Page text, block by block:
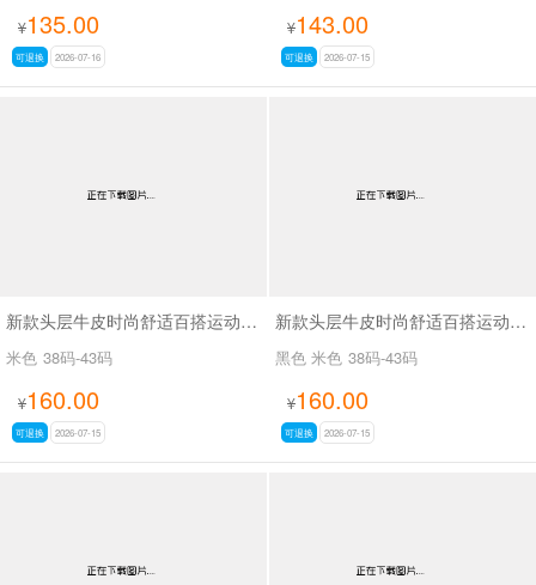
¥135.00
可退换 2026-07-16
¥143.00
可退换 2026-07-15
新款头层牛皮时尚舒适百搭运动阿甘休闲鞋SA9812
米色 38码-43码
¥160.00
可退换 2026-07-15
新款头层牛皮时尚舒适百搭运动阿甘休闲鞋SA9810
黑色 米色 38码-43码
¥160.00
可退换 2026-07-15